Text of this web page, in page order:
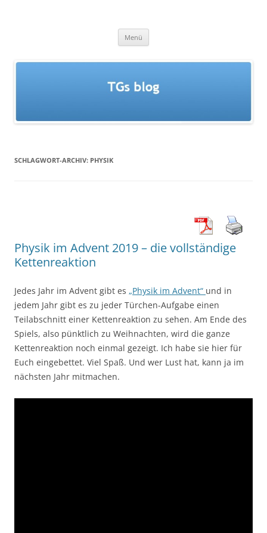
Menü
SCHLAGWORT-ARCHIV: PHYSIK
Physik im Advent 2019 – die vollständige
Kettenreaktion
Jedes Jahr im Advent gibt es „Physik im Advent“ und in
jedem Jahr gibt es zu jeder Türchen-Aufgabe einen
Teilabschnitt einer Kettenreaktion zu sehen. Am Ende des
Spiels, also pünktlich zu Weihnachten, wird die ganze
Kettenreaktion noch einmal gezeigt. Ich habe sie hier für
Euch eingebettet. Viel Spaß. Und wer Lust hat, kann ja im
nächsten Jahr mitmachen.